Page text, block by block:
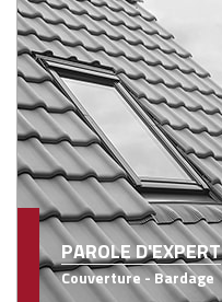
PAROLE D'EXPERT
Couverture - Bardage